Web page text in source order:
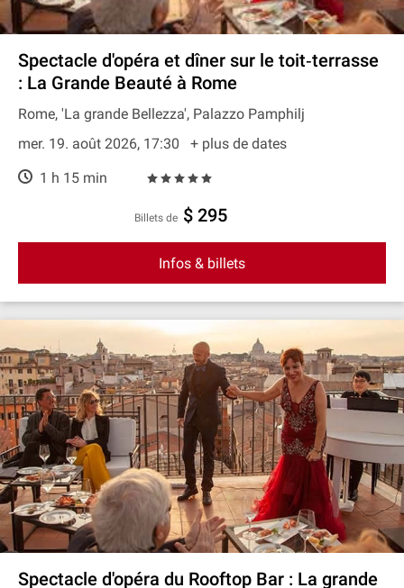
Spectacle d'opéra et dîner sur le toit‐terrasse
: La Grande Beauté à Rome
Rome, 'La grande Bellezza', Palazzo Pamphilj
mer. 19. août 2026, 17:30
+ plus de dates
1 h 15 min
Billets de $ 295
Infos & billets
Spectacle d'opéra du Rooftop Bar : La grande